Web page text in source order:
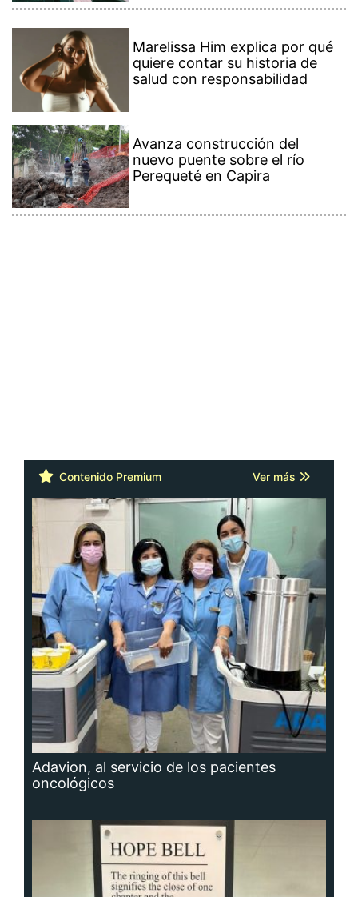
Marelissa Him explica por qué
quiere contar su historia de
salud con responsabilidad
Avanza construcción del
nuevo puente sobre el río
Perequeté en Capira
Contenido Premium Ver más
Adavion, al servicio de los pacientes
oncológicos